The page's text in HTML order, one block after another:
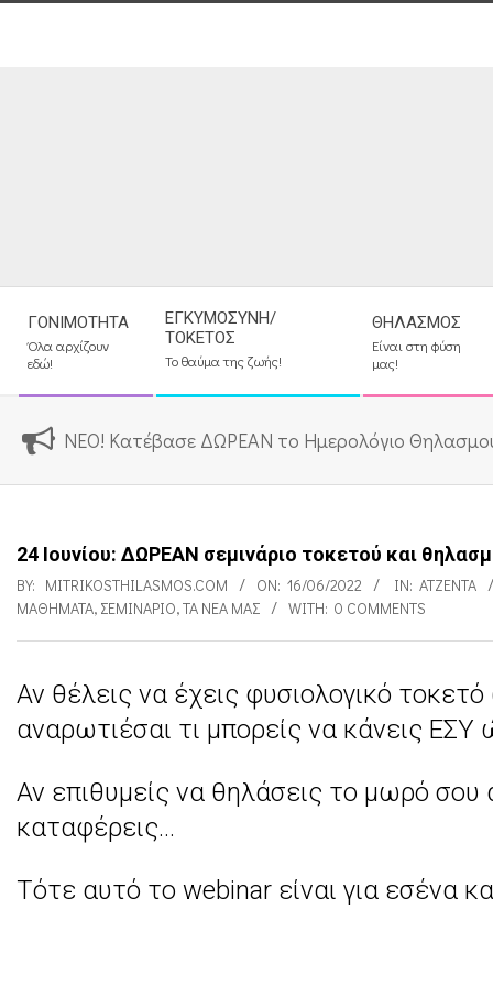
Navigation
Menu
ΓΟΝΙΜΌΤΗΤΑ
Όλα αρχίζουν
εδώ!
ΕΓΚΥΜΟΣΎΝΗ/
ΤΟΚΕΤΌΣ
Το θαύμα της ζωής!
ΘΗΛΑΣΜΌΣ
Είναι στη φύση
μας!
ΝΕΟ! Κατέβασε ΔΩΡΕΑΝ το Ημερολόγιο
24 Ιουνίου: ΔΩΡΕΑΝ σεμινάριο τοκετού και
BY: MITRIKOSTHILASMOS.COM ON: 16/06/2022 IN: ΑΤΖΈΝΤΑ
ΜΑΘΉΜΑΤΑ, ΣΕΜΙΝΆΡΙΟ,ΤΑ ΝΈΑ ΜΑΣ WITH: 0 COMMENTS
2
Ι
ο
ν
Αν θέλεις να έχεις φυσιολογικό
αναρωτιέσαι τι μπορείς να κάνεις
Αν επιθυμείς να θηλάσεις το μωρό
καταφέρεις…
Τότε αυτό το webinar είναι για εσένα